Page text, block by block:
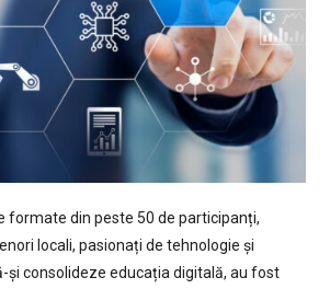
formate din peste 50 de participanți,
locali, pasionați de tehnologie și
și consolideze educația digitală, au fost